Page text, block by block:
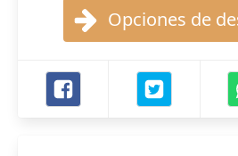
Opciones de